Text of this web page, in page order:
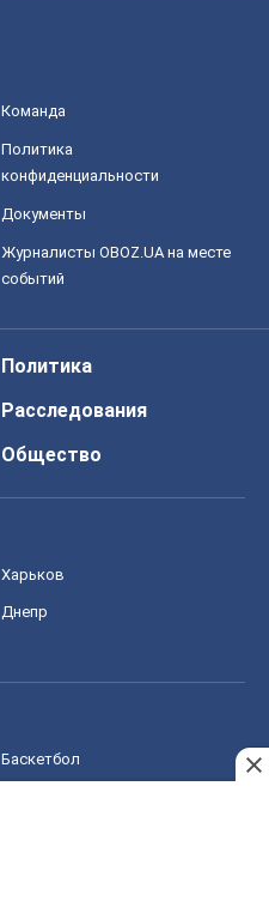
Команда
Политика
конфиденциальности
Документы
Журналисты OBOZ.UA на месте
событий
Политика
Расследования
Общество
Харьков
Днепр
Баскетбол